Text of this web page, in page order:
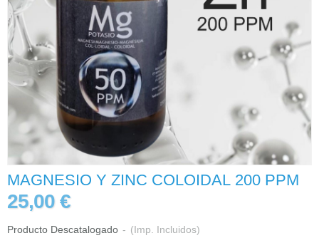
MAGNESIO Y ZINC COLOIDAL 200 PPM
25,00 €
Producto Descatalogado - (Imp. Incluidos)